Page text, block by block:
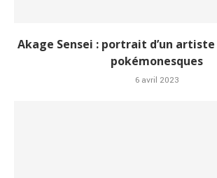
Akage Sensei : portrait d’un
pokémonesques
6 avril 2023